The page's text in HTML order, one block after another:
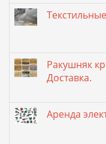
Ракушняк
Доставка.
Аренда